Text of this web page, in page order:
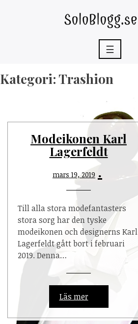
☰
Kategori: Trashion
Modeikonen Karl
Lagerfeldt
mars 19, 2019
Till alla stora modefantasters
stora sorg har den tyske
modeikonen och designerns Karl
Lagerfeldt gått bort i februari
2019. Denna…
Läs mer